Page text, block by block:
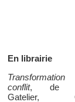
En librairie
conflit, de
Gatelier,